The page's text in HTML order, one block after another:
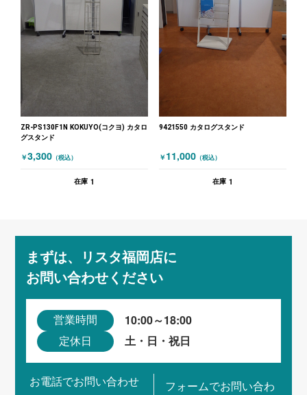
ZR-PS130F1N KOKUYO(コクヨ) カタロ
グスタンド
￥3,300 （税込）
在庫 1
9421550 カタログスタンド
￥ 11,000 （税込）
在庫 1
まずは、リスタ福岡店に
お問い合わせください
営業時間 10:00～18:00
定休日 土・日・祝日
お電話でお問い合わせ
フォームでお問い合わ